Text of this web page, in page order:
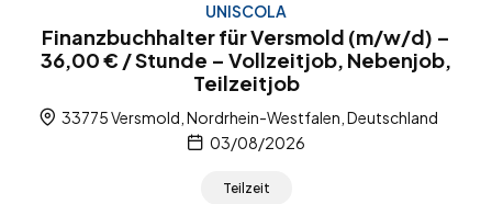
UNISCOLA
Finanzbuchhalter für Versmold (m/w/d) –
36,00 € / Stunde – Vollzeitjob, Nebenjob,
Teilzeitjob
33775 Versmold, Nordrhein-Westfalen, Deutschland
03/08/2026
Teilzeit